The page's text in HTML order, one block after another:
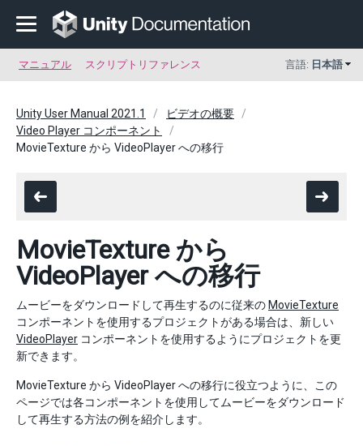
マニュアル スクリプトリファレンス 言語: 日本語
Unity User Manual 2021.1
ビデオの概要
Video Player コンポーネント
MovieTexture から VideoPlayer への移行
MovieTexture から
VideoPlayer への移行
ムービーをダウンロードして再生するのに従来の MovieTexture
コンポーネントを使用するプロジェクトがある場合は、新しい
VideoPlayer コンポーネントを使用するようにプロジェクトを更
新できます。
MovieTexture から VideoPlayer への移行に役立つように、この
ページでは各コンポーネントを使用してムービーをダウンロード
して再生する方法の例を紹介します。